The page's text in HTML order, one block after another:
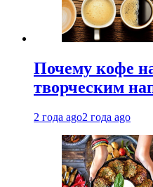
Почему кофе
творческим
2 года ago2 года ago